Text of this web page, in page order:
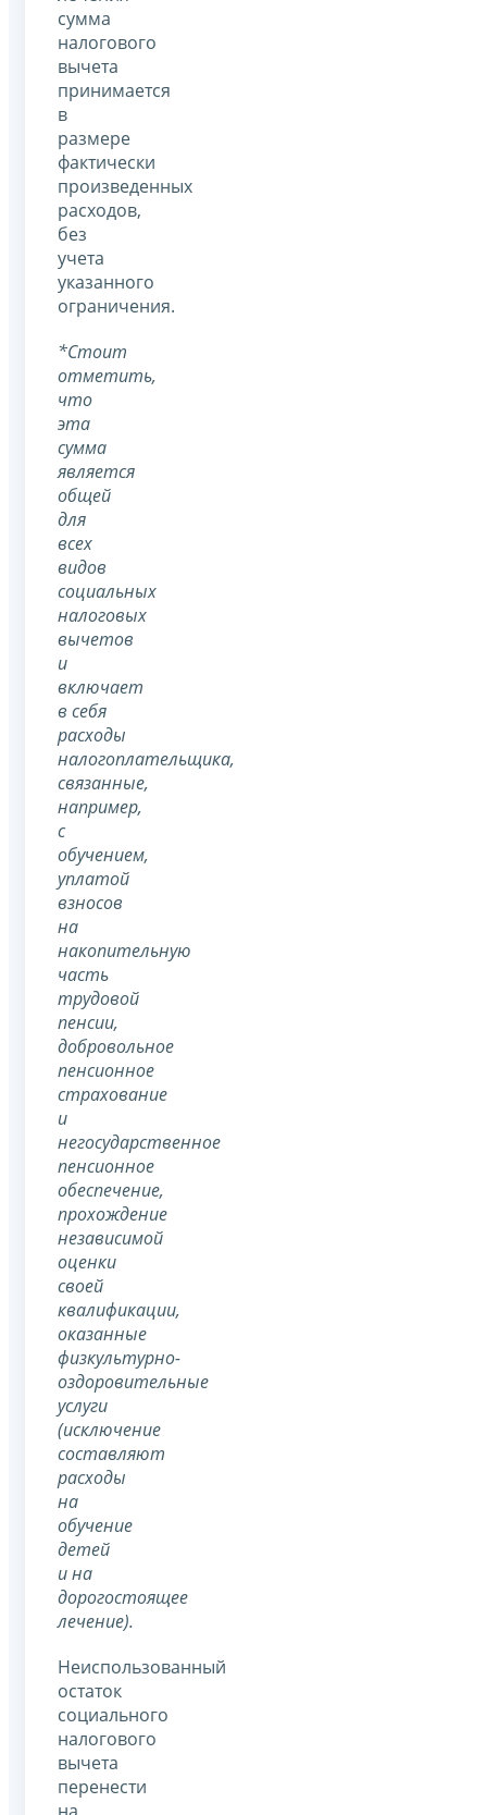
сумма
налогового
вычета
принимается
в
размере
фактически
произведенных
расходов,
без
учета
указанного
ограничения.
*Стоит
отметить,
что
эта
сумма
является
общей
для
всех
видов
социальных
налоговых
вычетов
и
включает
в себя
расходы
налогоплательщика,
связанные,
например,
с
обучением,
уплатой
взносов
на
накопительную
часть
трудовой
пенсии,
добровольное
пенсионное
страхование
и
негосударственное
пенсионное
обеспечение,
прохождение
независимой
оценки
своей
квалификации,
оказанные
физкультурно-
оздоровительные
услуги
(исключение
составляют
расходы
на
обучение
детей
и на
дорогостоящее
лечение).
Неиспользованный
остаток
социального
налогового
вычета
перенести